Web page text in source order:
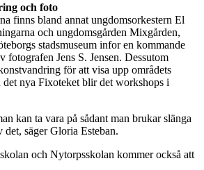
och foto
finns bland annat ungdomsorkestern El
och ungdomsgården Mixgården,
stadsmuseum infor en kommande
fotografen Jens S. Jensen. Dessutom
för att visa upp områdets
det nya Fixoteket blir det workshops i
kan ta vara på sådant man brukar slänga
det, säger Gloria Esteban.
och Nytorpsskolan kommer också att